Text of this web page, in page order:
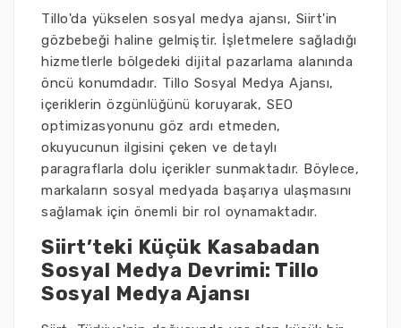
Tillo'da yükselen sosyal medya ajansı, Siirt'in
gözbebeği haline gelmiştir. İşletmelere sağladığı
hizmetlerle bölgedeki dijital pazarlama alanında
öncü konumdadır. Tillo Sosyal Medya Ajansı,
içeriklerin özgünlüğünü koruyarak, SEO
optimizasyonunu göz ardı etmeden,
okuyucunun ilgisini çeken ve detaylı
paragraflarla dolu içerikler sunmaktadır. Böylece,
markaların sosyal medyada başarıya ulaşmasını
sağlamak için önemli bir rol oynamaktadır.
Siirt’teki Küçük Kasabadan
Sosyal Medya Devrimi: Tillo
Sosyal Medya Ajansı